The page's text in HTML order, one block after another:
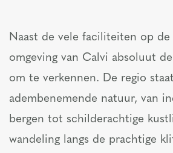
Naast de vele faciliteiten op de
omgeving van Calvi absoluut
om te verkennen. De regio
adembenemende natuur, van
bergen tot schilderachtige
wandeling langs de prachtige